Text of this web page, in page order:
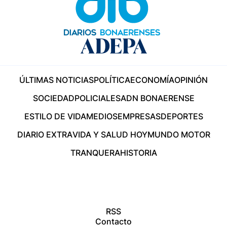
ÚLTIMAS NOTICIASPOLÍTICAECONOMÍAOPINIÓN
SOCIEDADPOLICIALESADN BONAERENSE
ESTILO DE VIDAMEDIOSEMPRESASDEPORTES
DIARIO EXTRAVIDA Y SALUD HOYMUNDO MOTOR
TRANQUERAHISTORIA
RSS
Contacto